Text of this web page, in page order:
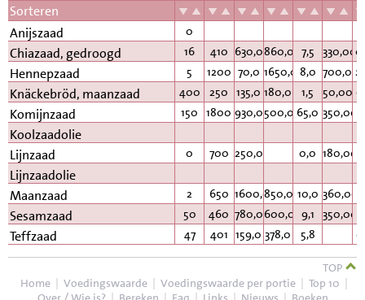
Sorteren
Anijszaad
0
Chiazaad, gedroogd 16 410 630,0860,0 7,5 330,00
Hennepzaad 5 1200 70,0 1650,0 8,0 700,00
Knäckebröd, maanzaad 400 250 135,0 180,0 1,5 50,00
Komijnzaad 150 1800 930,0500,0 65,0 350,00
Koolzaadolie
Lijnzaad
0 700 250,0 0,0 180,00
Lijnzaadolie
Maanzaad
2 650 1600,0850,0 10,0 360,00
Sesamzaad 50 460 780,0600,0 9,1 350,00
Teffzaad 47 401 159,0 378,0 5,8
TOP
Home | Voedingswaarde | Voedingswaarde per portie | Top 10 |